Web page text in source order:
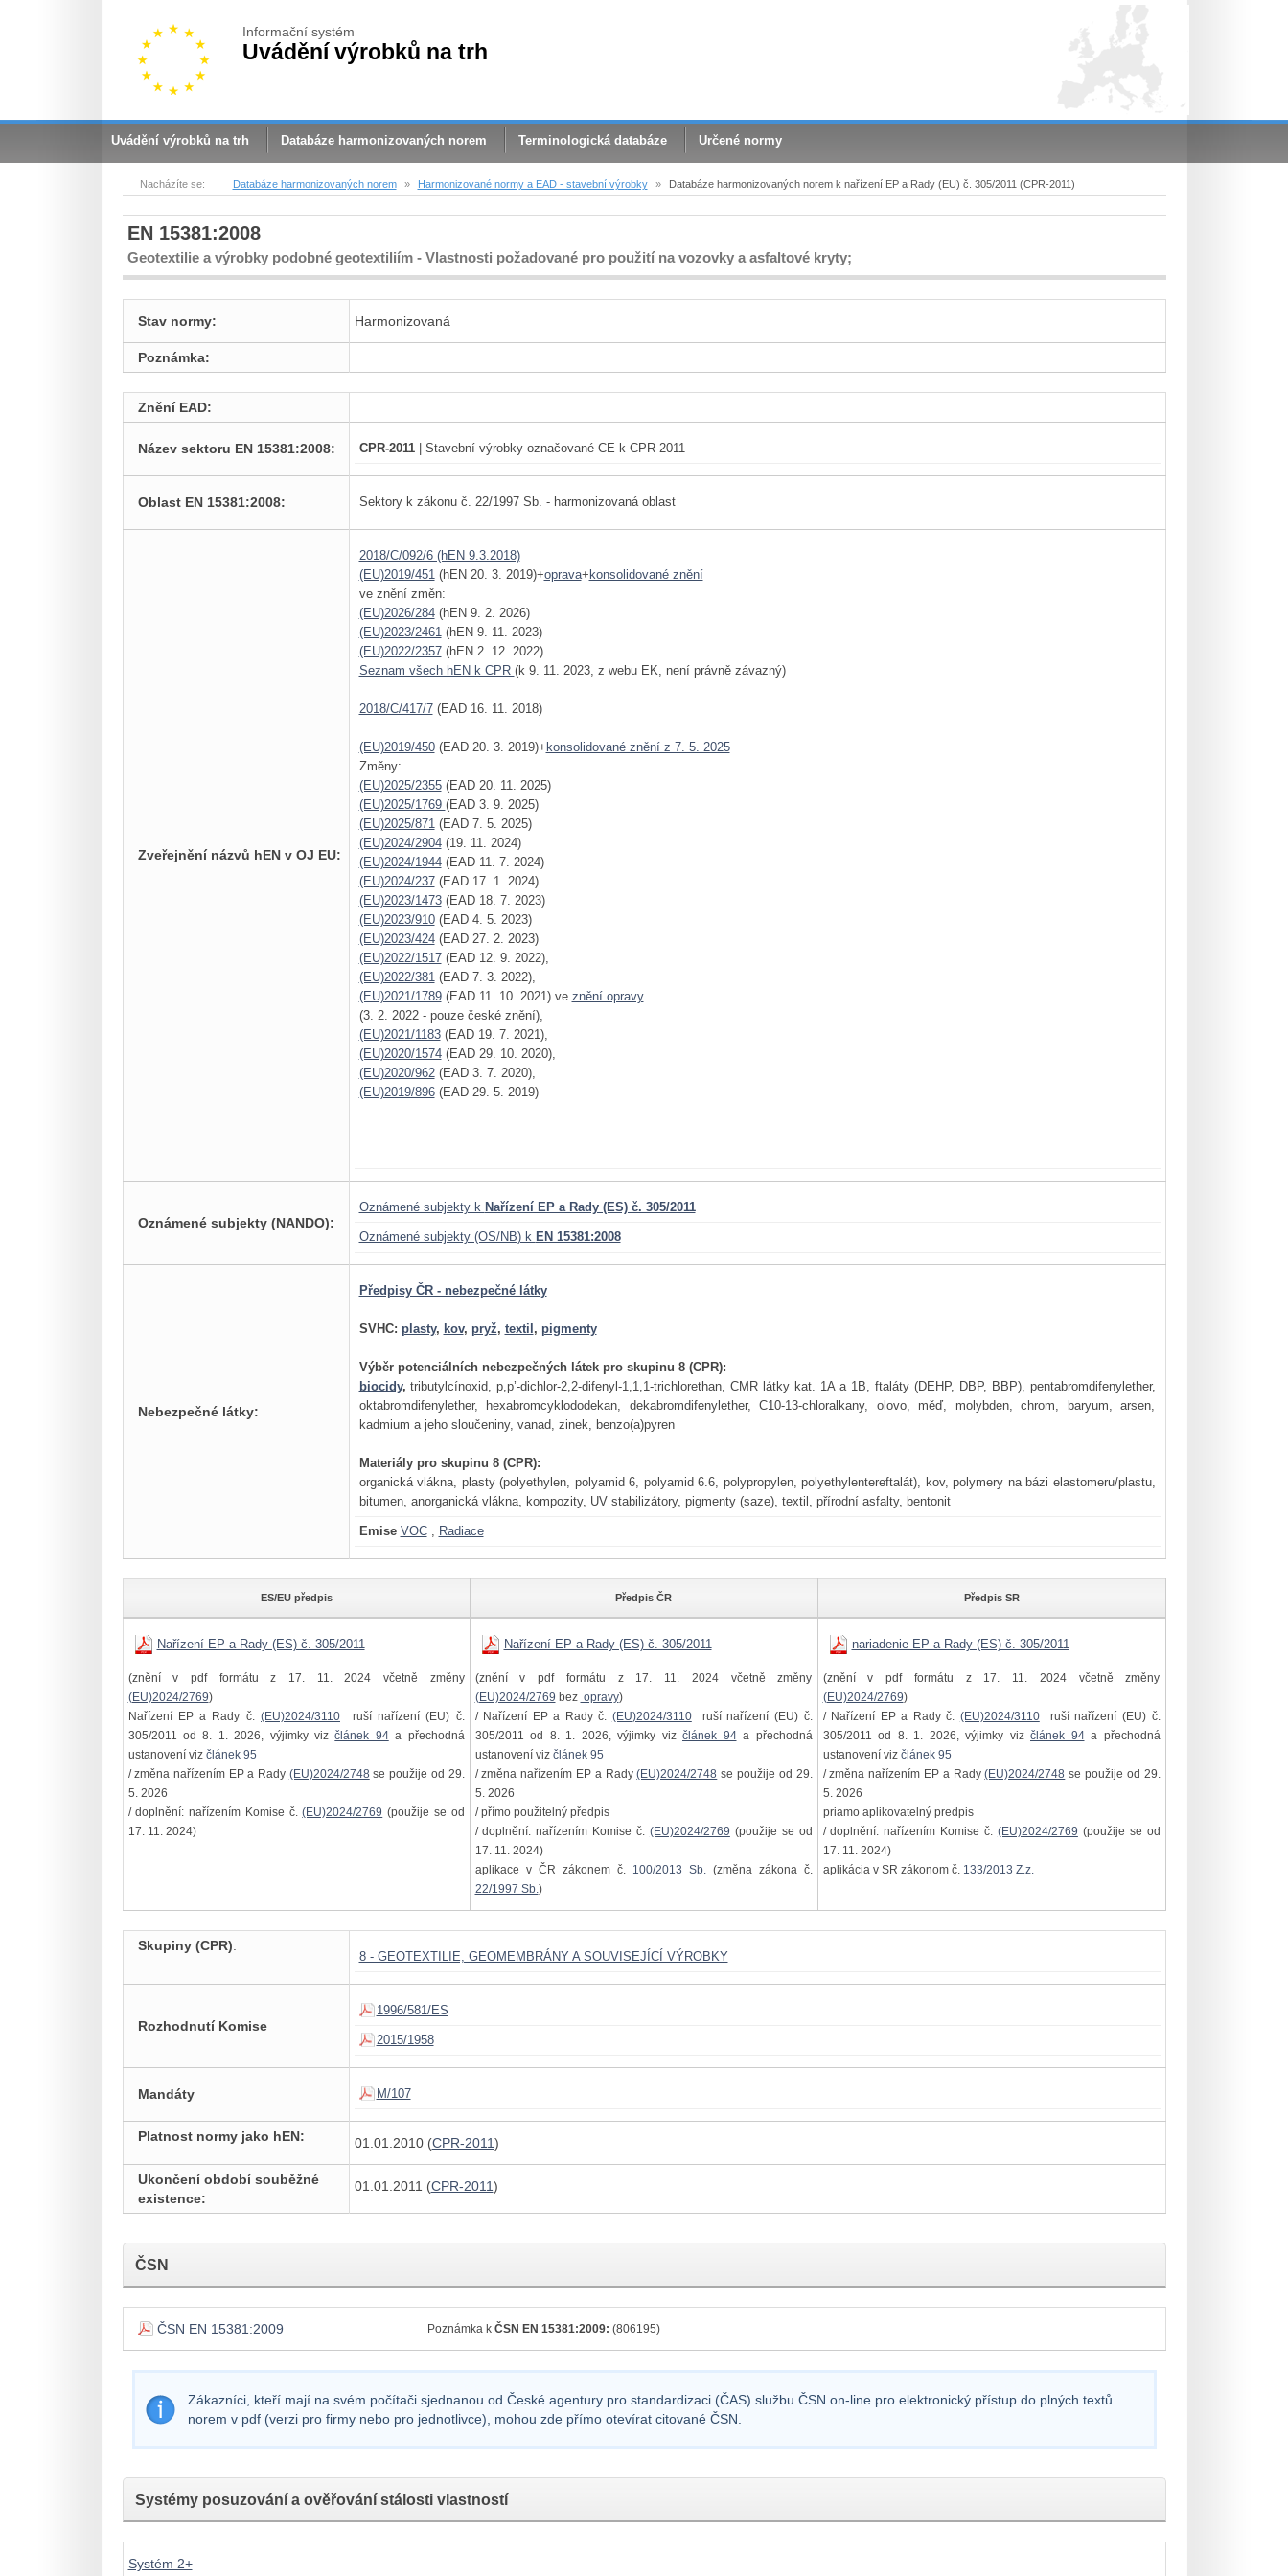
Informační systém
Uvádění výrobků na trh
Uvádění výrobků na trh Databáze harmonizovaných norem Terminologická databáze Určené normy
Nacházíte se: Databáze harmonizovaných norem » Harmonizované normy a EAD - stavební výrobky » Databáze harmonizovaných norem k nařízení EP a Rady (EU) č. 305/2011 (CPR-2011)
EN 15381:2008
Geotextilie a výrobky podobné geotextiliím - Vlastnosti požadované pro použití na vozovky a asfaltové kryty;
Stav normy: Harmonizovaná
Poznámka:
Znění EAD:
Název sektoru EN 15381:2008: CPR-2011| Stavební výrobky označované CE k CPR-2011
Oblast EN 15381:2008: Sektory k zákonu č. 22/1997 Sb. - harmonizovaná oblast
Zveřejnění názvů hEN v OJ EU:
2018/C/092/6 (hEN 9.3.2018)
(EU)2019/451(hEN 20. 3. 2019)+oprava+ konsolidované znění
ve znění změn:
(EU)2026/284(hEN 9. 2. 2026)
(EU)2023/2461(hEN 9. 11. 2023)
(EU)2022/2357(hEN 2. 12. 2022)
Seznam všech hEN k CPR (k 9. 11. 2023, z webu EK, není právně závazný)
2018/C/417/7(EAD 16. 11. 2018)
(EU)2019/450(EAD 20. 3. 2019)+ konsolidované znění z 7. 5. 2025
Změny:
(EU)2025/2355(EAD 20. 11. 2025)
(EU)2025/1769 (EAD 3. 9. 2025)
(EU)2025/871(EAD 7. 5. 2025)
(EU)2024/2904(19. 11. 2024)
(EU)2024/1944(EAD 11. 7. 2024)
(EU)2024/237(EAD 17. 1. 2024)
(EU)2023/1473(EAD 18. 7. 2023)
(EU)2023/910(EAD 4. 5. 2023)
(EU)2023/424(EAD 27. 2. 2023)
(EU)2022/1517(EAD 12. 9. 2022),
(EU)2022/381(EAD 7. 3. 2022),
(EU)2021/1789(EAD 11. 10. 2021) ve znění opravy
(3. 2. 2022 - pouze české znění),
(EU)2021/1183(EAD 19. 7. 2021),
(EU)2020/1574(EAD 29. 10. 2020),
(EU)2020/962(EAD 3. 7. 2020),
(EU)2019/896(EAD 29. 5. 2019)
Oznámené subjekty (NANDO):
Oznámené subjekty k Nařízení EP a Rady (ES) č. 305/2011
Oznámené subjekty (OS/NB) k EN 15381:2008
Nebezpečné látky:
Předpisy ČR - nebezpečné látky
SVHC: plasty, kov, pryž, textil , pigmenty
Výběr potenciálních nebezpečných látek pro skupinu 8 (CPR):
biocidy, tributylcínoxid, p,p’-dichlor-2,2-difenyl-1,1,1-trichlorethan, CMR látky kat. 1A a 1B, ftaláty (DEHP, DBP, BBP), pentabromdifenylether,
oktabromdifenylether, hexabromcyklododekan, dekabromdifenylether, C10-13-chloralkany, olovo, měď, molybden, chrom, baryum, arsen,
kadmium a jeho sloučeniny, vanad, zinek, benzo(a)pyren
Materiály pro skupinu 8 (CPR):
organická vlákna, plasty (polyethylen, polyamid 6, polyamid 6.6, polypropylen, polyethylentereftalát), kov, polymery na bázi elastomeru/plastu,
bitumen, anorganická vlákna, kompozity, UV stabilizátory, pigmenty (saze), textil, přírodní asfalty, bentonit
Emise VOC, Radiace
ES/EU předpis Předpis ČR Předpis SR
Nařízení EP a Rady (ES) č. 305/2011
(znění v pdf formátu z 17. 11. 2024 včetně změny
(EU)2024/2769)
Nařízení EP a Rady č. (EU)2024/3110 ruší nařízení (EU) č.
305/2011 od 8. 1. 2026, výjimky vizčlánek 94a přechodná
ustanovení viz článek 95
/ změna nařízením EP a Rady (EU)2024/2748 se použije od 29.
5. 2026
/ doplnění: nařízením Komise č.(EU)2024/2769 (použije se od
17. 11. 2024)
Nařízení EP a Rady (ES) č. 305/2011
(znění v pdf formátu z 17. 11. 2024 včetně změny
(EU)2024/2769 bez opravy)
/ Nařízení EP a Rady č. (EU)2024/3110ruší nařízení (EU) č.
305/2011 od 8. 1. 2026, výjimky viz článek 94a přechodná
ustanovení viz článek 95
/ změna nařízením EP a Rady(EU)2024/2748 se použije od 29.
5. 2026
/ přímo použitelný předpis
/ doplnění: nařízením Komise č. (EU)2024/2769 (použije se od
17. 11. 2024)
aplikace v ČR zákonem č. 100/2013 Sb.(změna zákona č.
22/1997 Sb.)
nariadenie EP a Rady (ES) č. 305/2011
(znění v pdf formátu z 17. 11. 2024 včetně změny
(EU)2024/2769)
/ Nařízení EP a Rady č. (EU)2024/3110ruší nařízení (EU) č.
305/2011 od 8. 1. 2026, výjimky viz článek 94a přechodná
ustanovení viz článek 95
/ změna nařízením EP a Rady(EU)2024/2748 se použije od 29.
5. 2026
priamo aplikovatelný predpis
/ doplnění: nařízením Komise č. (EU)2024/2769 (použije se od
17. 11. 2024)
aplikácia v SR zákonom č. 133/2013 Z.z.
Skupiny (CPR):
8 - GEOTEXTILIE, GEOMEMBRÁNY A SOUVISEJÍCÍ VÝROBKY
Rozhodnutí Komise
1996/581/ES
2015/1958
Mandáty M/107
Platnost normy jako hEN: 01.01.2010 (CPR-2011)
Ukončení období souběžné
existence:
01.01.2011 (CPR-2011)
ČSN
ČSN EN 15381:2009 Poznámka k ČSN EN 15381:2009: (806195)
Zákazníci, kteří mají na svém počítači sjednanou od České agentury pro standardizaci (ČAS) službu ČSN on-line pro elektronický přístup do plných textů
norem v pdf (verzi pro firmy nebo pro jednotlivce), mohou zde přímo otevírat citované ČSN.
Systémy posuzování a ověřování stálosti vlastností
Systém 2+